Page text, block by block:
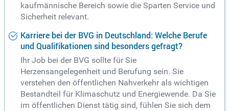
kaufmännische Bereich sowie die Sparten Service und
Sicherheit relevant.
Karriere bei der BVG in Deutschland: Welche Berufe
und Qualifikationen sind besonders gefragt?
Ihr Job bei der BVG sollte für Sie
Herzensangelegenheit und Berufung sein. Sie
verstehen den öffentlichen Nahverkehr als wichtigen
Bestandteil für Klimaschutz und Energiewende. Da Sie
im öffentlichen Dienst tätig sind, fühlen Sie sich dem